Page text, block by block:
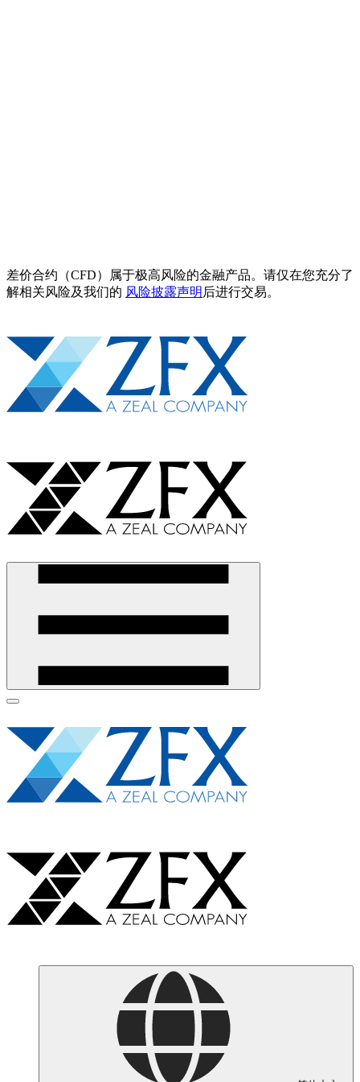
差价合约（CFD）属于极高风险的金融产品。请仅在您充分了
解相关风险及我们的 风险披露声明 后进行交易。